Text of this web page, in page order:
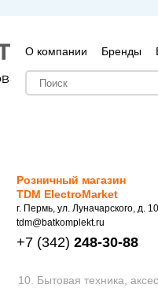
О компании Бренды
Розничный магазин
TDM ElectroMarket
г. Пермь, ул. Луначарского, д.
tdm@batkomplekt.ru
+7 (342) 248-30-88
10. Бытовая техника,